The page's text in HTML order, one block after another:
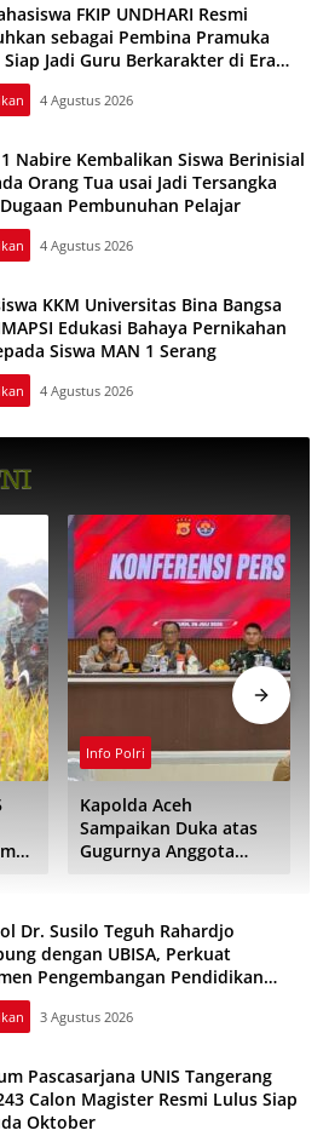
FKIP UNDHARI Resmi
sebagai Pembina Pramuka
Jadi Guru Berkarakter di Era
5.0
4 Agustus 2026
Nabire Kembalikan Siswa Berinisial
Orang Tua usai Jadi Tersangka
Pembunuhan Pelajar
4 Agustus 2026
KKM Universitas Bina Bangsa
Edukasi Bahaya Pernikahan
Siswa MAN 1 Serang
4 Agustus 2026
Info Polri
Kapolda Aceh
Sampaikan Duka atas
Gugurnya Anggota
Narkoba
Dr. Susilo Teguh Rahardjo
dengan UBISA, Perkuat
Pengembangan Pendidikan
3 Agustus 2026
Pascasarjana UNIS Tangerang
Calon Magister Resmi Lulus Siap
Oktober